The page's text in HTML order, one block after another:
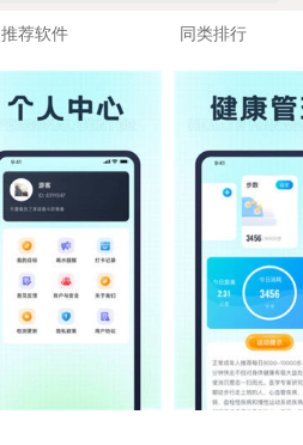
推荐软件 同类排行